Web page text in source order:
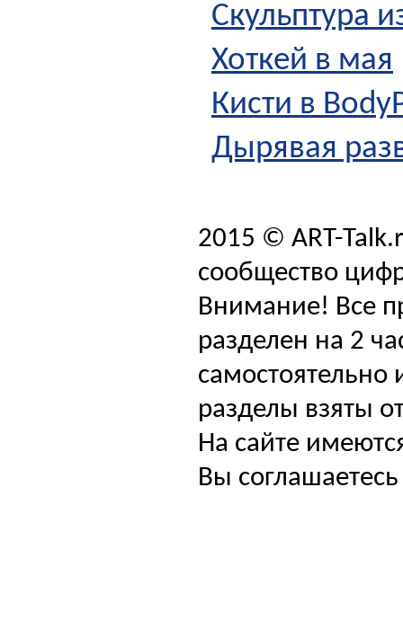
Скульптура
Хоткей в мая
Кисти в
Дырявая
2015 © ART-
сообщество
Внимание! Все
разделен на 2
самостоятельно
разделы взяты
На сайте
Вы